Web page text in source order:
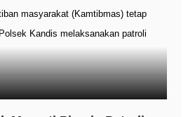
masyarakat (Kamtibmas) tetap
Kandis melaksanakan patroli